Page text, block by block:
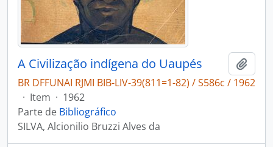
A Civilização indígena do Uaupés
BR DFFUNAI RJMI BIB-LIV-39(811=1-82) / S586c / 1962
· Item · 1962
Parte de Bibliográfico
SILVA, Alcionilio Bruzzi Alves da